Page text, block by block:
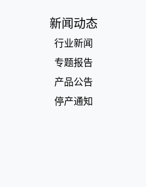
新闻动态
行业新闻
专题报告
产品公告
停产通知